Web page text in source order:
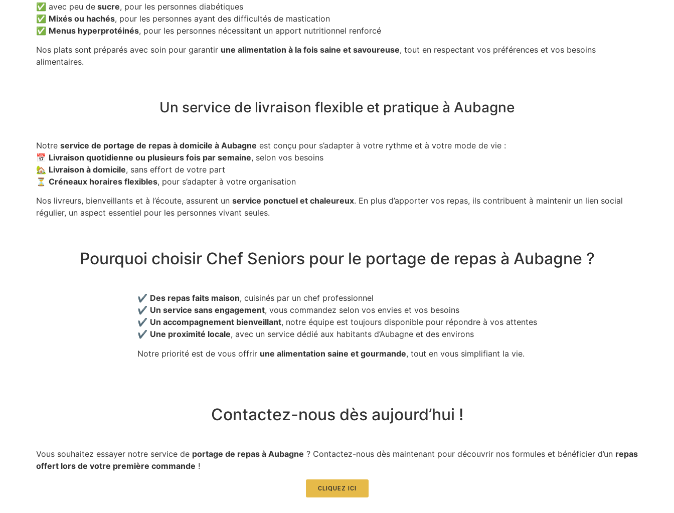
✅ avec peu de sucre, pour les personnes diabétiques
✅ Mixés ou hachés, pour les personnes ayant des difficultés de mastication
✅ Menus hyperprotéinés, pour les personnes nécessitant un apport nutritionnel renforcé
Nos plats sont préparés avec soin pour garantir une alimentation à la fois saine et savoureuse, tout en respectant vos préférences et vos besoins
alimentaires.
Un service de livraison flexible et pratique à Aubagne
Notre service de portage de repas à domicile à Aubagne est conçu pour s’adapter à votre rythme et à votre mode de vie :
📅 Livraison quotidienne ou plusieurs fois par semaine, selon vos besoins
🏡 Livraison à domicile, sans effort de votre part
⏳ Créneaux horaires flexibles, pour s’adapter à votre organisation
Nos livreurs, bienveillants et à l’écoute, assurent un service ponctuel et chaleureux. En plus d’apporter vos repas, ils contribuent à maintenir un lien social
régulier, un aspect essentiel pour les personnes vivant seules.
Pourquoi choisir Chef Seniors pour le portage de repas à Aubagne ?
✔️ Des repas faits maison, cuisinés par un chef professionnel
✔️ Un service sans engagement, vous commandez selon vos envies et vos besoins
✔️ Un accompagnement bienveillant, notre équipe est toujours disponible pour répondre à vos attentes
✔️ Une proximité locale, avec un service dédié aux habitants d’Aubagne et des environs
Notre priorité est de vous offrir une alimentation saine et gourmande, tout en vous simplifiant la vie.
Contactez-nous dès aujourd’hui !
Vous souhaitez essayer notre service de portage de repas à Aubagne ? Contactez-nous dès maintenant pour découvrir nos formules et bénéficier d’un repas
offert lors de votre première commande !
CLIQUEZ ICI